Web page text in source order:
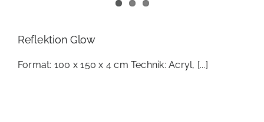
Reflektion Glow
Format: 100 x 150 x 4 cm Technik: Acryl, [...]